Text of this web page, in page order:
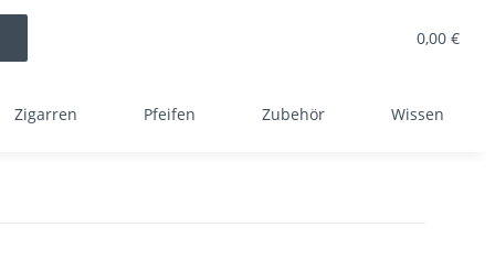
0,00 €
Zigarren Pfeifen Zubehör Wissen